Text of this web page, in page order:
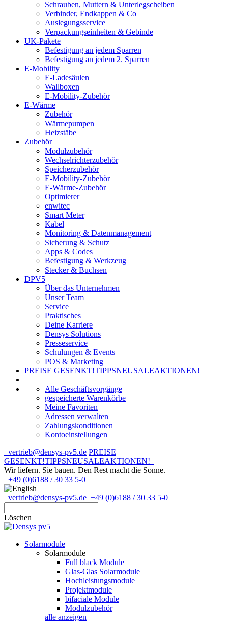
Schrauben, Muttern & Unterlegscheiben
Verbinder, Endkappen & Co
Auslegungsservice
Verpackungseinheiten & Gebinde
UK-Pakete
Befestigung an jedem Sparren
Befestigung an jedem 2. Sparren
E-Mobility
E-Ladesäulen
Wallboxen
E-Mobility-Zubehör
E-Wärme
Zubehör
Wärmepumpen
Heizstäbe
Zubehör
Modulzubehör
Wechselrichterzubehör
Speicherzubehör
E-Mobility-Zubehör
E-Wärme-Zubehör
Optimierer
enwitec
Smart Meter
Kabel
Monitoring & Datenmanagement
Sicherung & Schutz
Apps & Codes
Befestigung & Werkzeug
Stecker & Buchsen
DPV5
Über das Unternehmen
Unser Team
Service
Praktisches
Deine Karriere
Densys Solutions
Presseservice
Schulungen & Events
POS & Marketing
PREISE GESENKT!TIPPSNEUSALEAKTIONEN!
Alle Geschäftsvorgänge
gespeicherte Warenkörbe
Meine Favoriten
Adressen verwalten
Zahlungskonditionen
Kontoeinstellungen
vertrieb@densys-pv5.de PREISE
GESENKT!TIPPSNEUSALEAKTIONEN!
Wir liefern. Sie bauen. Den Rest macht die Sonne.
+49 (0)6188 / 30 33 5-0
vertrieb@densys-pv5.de +49 (0)6188 / 30 33 5-0
Löschen
Solarmodule
Solarmodule
Full black Module
Glas-Glas Solarmodule
Hochleistungsmodule
Projektmodule
bifaciale Module
Modulzubehör
alle anzeigen